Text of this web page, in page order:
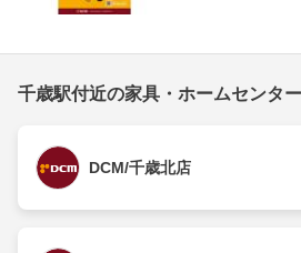
千歳駅付近の家具・ホームセンター
DCM/千歳北店